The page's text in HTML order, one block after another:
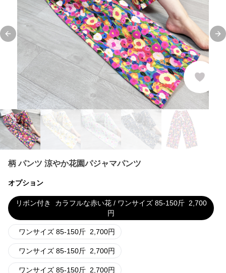
Previous slide
柄 パンツ 涼やか花園パジャマパンツ
オプション
リボン付き カラフルな赤い花 / ワンサイズ 85-150斤 2,700
円
ワンサイズ 85-150斤 2,700円
ワンサイズ 85-150斤 2,700円
ワンサイズ 85-150斤 2,700円